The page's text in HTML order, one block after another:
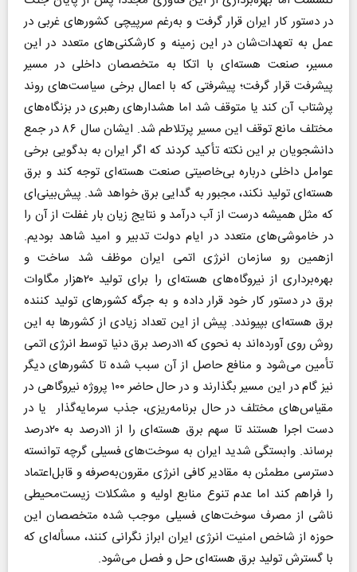
در دستور کار ایران قرار گرفت و به‌رغم سرپیچی کشورهای غربی در
عمل به تعهدات‌شان در این زمینه و کارشکنی‌های متعدد در این
مسیر، صنعت هسته‌ای با اتکا به متخصصان داخلی در مسیر
پیشرفت قرار گرفت؛ پیشرفتی که با اعمال برخی سیاست‌های روند
پرشتاب آن کند یا متوقف شد اما هشدارهای رهبری در بزنگاه‌های
مختلف مانع توقف این مسیر پرتلاطم شد. ایشان سال ۸۶ در جمع
دانشجویان بر این نکته تأکید کردند که اگر ایران به بدگویی برخی
عوامل داخلی درباره بی‌خاصیتی صنعت هسته‌ای توجه کند و برق
هسته‌ای تولید نکند، مجبور به گدایی برق خواهد شد. پیش‌بینی‌ای
که مثل همیشه درست از آب درآمد و نتایج زیان بار غفلت از آن را
در خاموشی‌های متعدد در ایام دولت تدبیر و امید شاهد بودیم.
ازهمین رو سازمان انرژی اتمی ایران موظف شد ساخت و
بهره‌برداری از نیروگاه‌های هسته‌ای را برای تولید ۲۰هزار مگاوات
برق در دستور کار خود قرار داده و به جرگه کشورهای تولید کننده
برق هسته‌ای بپیوندد. پیش از این تعداد زیادی از کشورها به این
روش روی آورده‌اند به نحوی که ۱۱درصد برق دنیا توسط انرژی اتمی
تأمین می‌شود و منافع حاصل از آن سبب شده تا کشورهای دیگر
نیز گام در این مسیر بگذارند و در حال حاضر ۱۰۰ پروژه نیروگاهی در
مقیاس‌های مختلف در حال برنامه‌ریزی، جذب سرمایه‌گذار یا در
دست اجرا هستند تا سهم برق هسته‌ای را از ۱۱درصد به ۲۰درصد
برساند. وابستگی شدید ایران به سوخت‌های فسیلی گرچه توانسته
دسترسی مطمئن به مقادیر کافی انرژی‌ مقرون‌به‌صرفه و قابل‌اعتماد
را فراهم کند اما عدم تنوع منابع اولیه و مشکلات زیست‌محیطی
ناشی از مصرف سوخت‌های فسیلی موجب شده متخصصان این
حوزه از شاخص امنیت انرژی ایران ابراز نگرانی کنند، مسأله‌ای که
با گسترش تولید برق هسته‌ای حل و فصل می‌شود.